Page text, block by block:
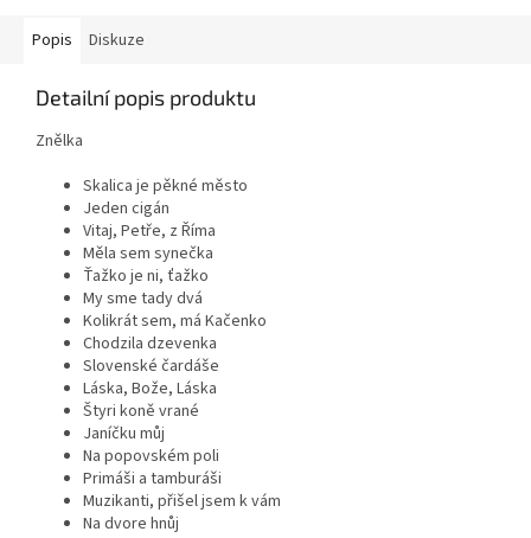
Popis Diskuze
Detailní popis produktu
Znělka
Skalica je pěkné město
Jeden cigán
Vitaj, Petře, z Říma
Měla sem synečka
Ťažko je ni, ťažko
My sme tady dvá
Kolikrát sem, má Kačenko
Chodzila dzevenka
Slovenské čardáše
Láska, Bože, Láska
Štyri koně vrané
Janíčku můj
Na popovském poli
Primáši a tamburáši
Muzikanti, přišel jsem k vám
Na dvore hnůj